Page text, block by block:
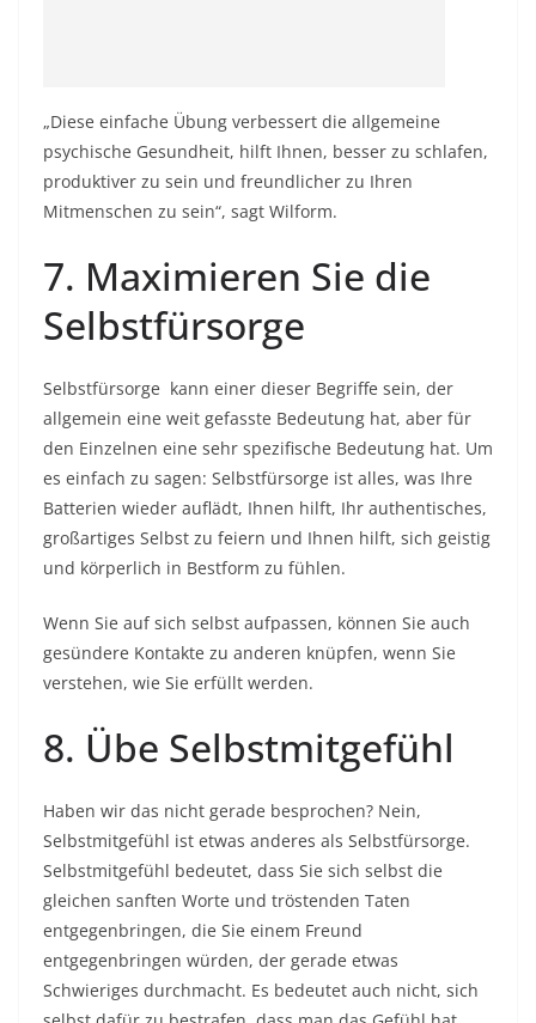
„Diese einfache Übung verbessert die allgemeine
psychische Gesundheit, hilft Ihnen, besser zu schlafen,
produktiver zu sein und freundlicher zu Ihren
Mitmenschen zu sein“, sagt Wilform.
7. Maximieren Sie die
Selbstfürsorge
Selbstfürsorge kann einer dieser Begriffe sein, der
allgemein eine weit gefasste Bedeutung hat, aber für
den Einzelnen eine sehr spezifische Bedeutung hat. Um
es einfach zu sagen: Selbstfürsorge ist alles, was Ihre
Batterien wieder auflädt, Ihnen hilft, Ihr authentisches,
großartiges Selbst zu feiern und Ihnen hilft, sich geistig
und körperlich in Bestform zu fühlen.
Wenn Sie auf sich selbst aufpassen, können Sie auch
gesündere Kontakte zu anderen knüpfen, wenn Sie
verstehen, wie Sie erfüllt werden.
8. Übe Selbstmitgefühl
Haben wir das nicht gerade besprochen? Nein,
Selbstmitgefühl ist etwas anderes als Selbstfürsorge.
Selbstmitgefühl bedeutet, dass Sie sich selbst die
gleichen sanften Worte und tröstenden Taten
entgegenbringen, die Sie einem Freund
entgegenbringen würden, der gerade etwas
Schwieriges durchmacht. Es bedeutet auch nicht, sich